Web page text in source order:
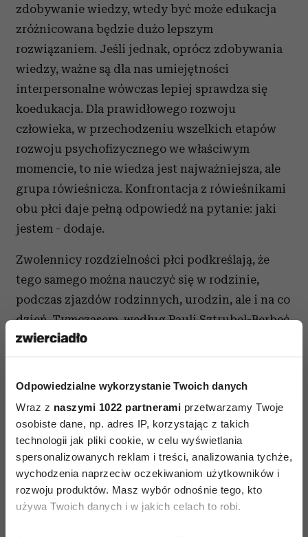
Odpowiedzialne wykorzystanie Twoich danych
Wraz z naszymi 1022 partnerami przetwarzamy Twoje
osobiste dane, np. adres IP, korzystając z takich
technologii jak pliki cookie, w celu wyświetlania
spersonalizowanych reklam i treści, analizowania tychże,
wychodzenia naprzeciw oczekiwaniom użytkowników i
rozwoju produktów. Masz wybór odnośnie tego, kto
używa Twoich danych i w jakich celach to robi.
zdobywanie wiedzy, wtedy być może edukacja
zróżnicowana będzie dużo lepszym
rozwiązaniem. Jeśli jednak, oprócz zdobywania
wiedzy, ważne są dla nas umiejętności
interpersonalne wówczas lepiej sprawdza się
koedukacja. Dla prawidłowego rozwoju
człowieka, w przechodzeniu wszelkich etapów
rozwoju psychofizycznego we właściwym
momencie, to nie wiedza jest najważniejsza, ale
grupa rówieśnicza. Konfrontacja z rówieśnikami
obu płci daje pełną odpowiedź na pytanie: jaki
jestem - dodaje.
Zwolennicy rozdzielności płci podkreślają, że
tego samego można nauczyć się w rodzinie,
podczas zjazdów rodzinnych, urodzin, ale i na co
dzień. Tymczasem, według Pauli Sztrubel-Berbeć,
rodzina jest tworem zbyt jednorodnym, żeby na
jej podstawie nauczyć się wszelkich typów
zachowań ludzkich, respektowania odmiennych
zwierzęta upodobniają się do członków rodziny,
przyjmują jej styl funkcjonowania, a co dopiero
ludzcy jej członkowie – dodaje pół żartem, pół
serio.
Kolejnym niebezpieczeństwem jakie zauważa